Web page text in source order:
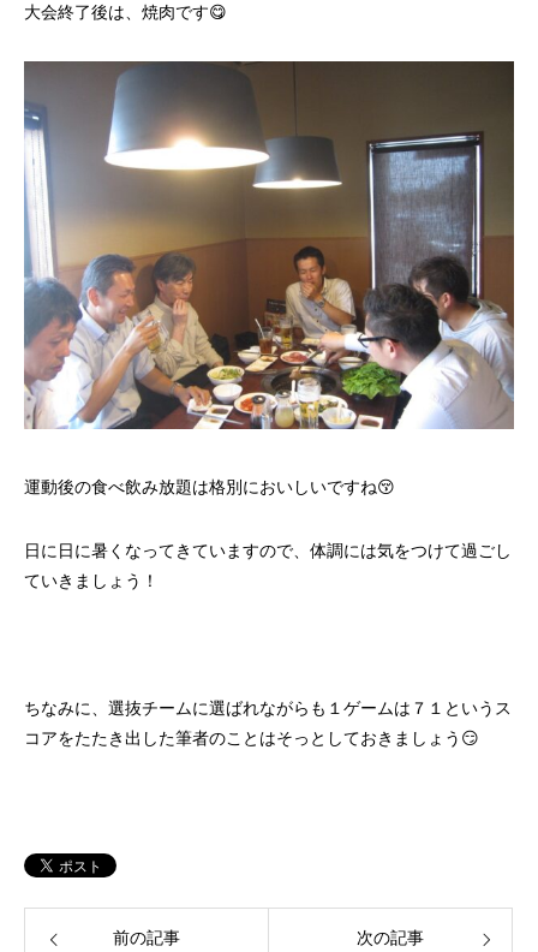
大会終了後は、焼肉です😋
運動後の食べ飲み放題は格別においしいですね😚
日に日に暑くなってきていますので、体調には気をつけて過ごし
ていきましょう！
ちなみに、選抜チームに選ばれながらも１ゲームは７１というス
コアをたたき出した筆者のことはそっとしておきましょう😏
前の記事 次の記事